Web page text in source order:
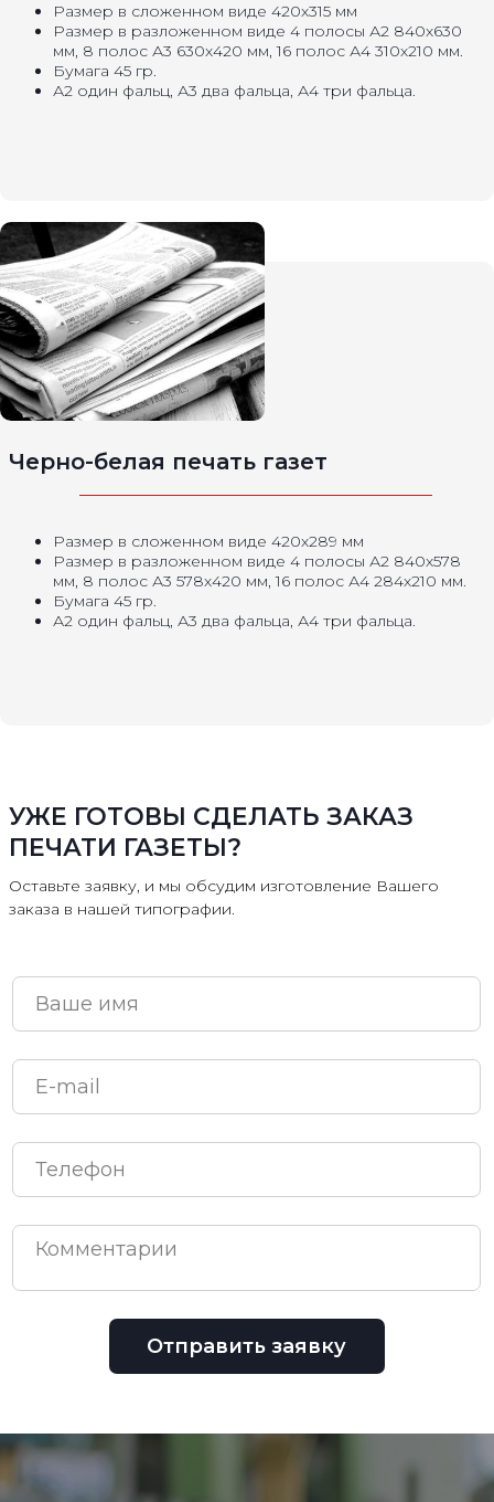
Черно-белая печать газет
Размер в сложенном виде 420х289 мм
Размер в разложенном виде 4 полосы А2 840х578
мм, 8 полос А3 578х420 мм, 16 полос А4 284х210 мм.
Бумага 45 гр.
А2 один фальц, А3 два фальца, А4 три фальца.
Размер в сложенном виде 420х315 мм
Размер в разложенном виде 4 полосы А2 840х630
мм, 8 полос А3 630х420 мм, 16 полос А4 310х210 мм.
Бумага 45 гр.
А2 один фальц, А3 два фальца, А4 три фальца.
Отправить заявку
УЖЕ ГОТОВЫ СДЕЛАТЬ ЗАКАЗ
ПЕЧАТИ ГАЗЕТЫ?
Оставьте заявку, и мы обсудим изготовление Вашего
заказа в нашей типографии.